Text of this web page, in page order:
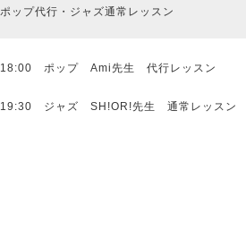
ポップ代行・ジャズ通常レッスン
18:00 ポップ Ami先生 代行レッスン
19:30 ジャズ SH!OR!先生 通常レッスン